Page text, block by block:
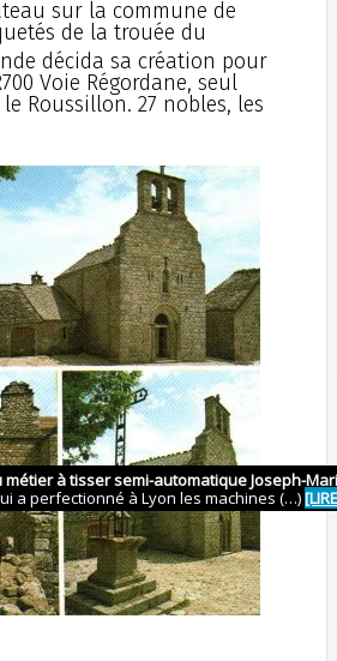
sur la commune de
de la trouée du
décida sa création pour
Voie Régordane, seul
Roussillon. 27 nobles, les